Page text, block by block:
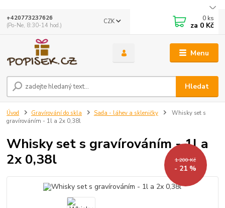
Menu
CZK
Hledat
+420773237626
(Po-Ne, 8:30-14 hod.)
0 ks
za 0 Kč
Úvod Gravírování do skla Sada - láhev a skleničky
Whisky set s
gravírováním - 1l a 2x 0,38l
Whisky set s gravírováním - 1l a
2x 0,38l
1 200 Kč
- 21 %